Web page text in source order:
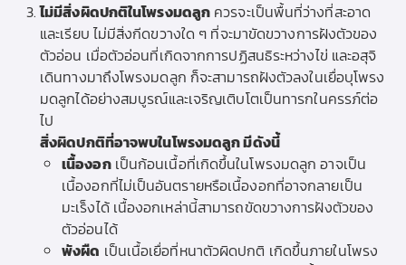
ไม่มีสิ่งผิดปกติในโพรงมดลูก ควรจะเป็นพื้นที่ว่างที่สะอาด
และเรียบ ไม่มีสิ่งกีดขวางใด ๆ ที่จะมาขัดขวางการฝังตัวของ
ตัวอ่อน เมื่อตัวอ่อนที่เกิดจากการปฏิสนธิระหว่างไข่ และอสุจิ
เดินทางมาถึงโพรงมดลูก ก็จะสามารถฝังตัวลงในเยื่อบุโพรง
มดลูกได้อย่างสมบูรณ์และเจริญเติบโตเป็นทารกในครรภ์ต่อ
ไป
สิ่งผิดปกติที่อาจพบในโพรงมดลูก มีดังนี้
เนื้องอกเป็นก้อนเนื้อที่เกิดขึ้นในโพรงมดลูก อาจเป็น
เนื้องอกที่ไม่เป็นอันตรายหรือเนื้องอกที่อาจกลายเป็น
มะเร็งได้ เนื้องอกเหล่านี้สามารถขัดขวางการฝังตัวของ
ตัวอ่อนได้
พังผืด เป็นเนื้อเยื่อที่หนาตัวผิดปกติ เกิดขึ้นภายในโพรง